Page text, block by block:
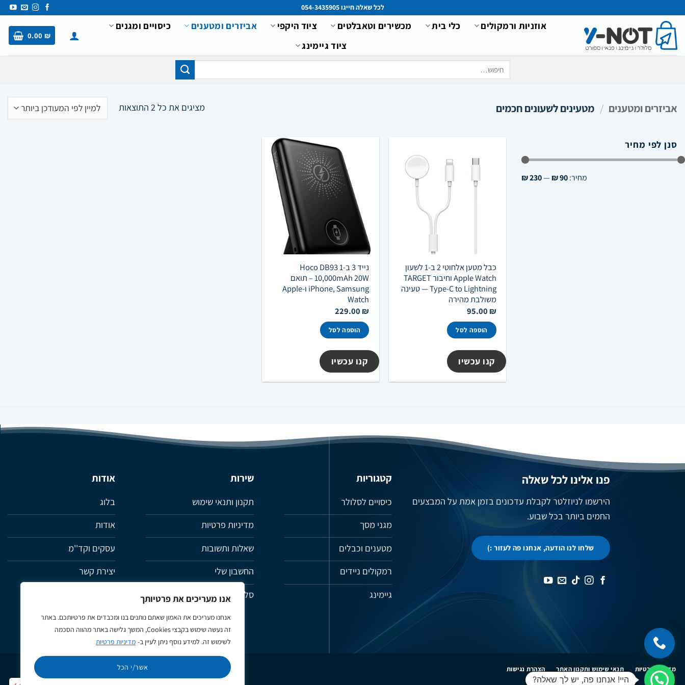
אנו מעריכים את פרטיותך
אנחנו מעריכים את האמון שאתם נותנים בנו ומכבדים את פרטיותכם. באתר
זה נעשה שימוש בקבצי Cookies, המשך גלישה באתר מהווה הסכמה
לשימוש זה. למידע נוסף ניתן לעיין ב- מדיניות פרטיות
אשר/י הכל
content
לכל שאלה חייגו 054-3435905
אוזניות ורמקולים כלי בית מכשירים וטאבלטים ציוד היקפי אביזרים ומטענים
כיסויים ומגנים
ציוד גיימינג
0.00 ₪
עבור:
אביזרים ומטענים / מטעינים לשעונים חכמים מציגים את כל ⁦2⁩ התוצאות
סנן לפי מחיר
מחיר:90 ₪
—
230 ₪
כבל מטען אלחוטי 2 ב-1 לשעון
Apple Watch וחיבור TARGET
Type-C to Lightning — טעינה
משולבת מהירה
95.00 ₪
הוספה לסל
קנו עכשיו
נייד 3 ב-1 Hoco DB93
10,000mAh 20W – תואם
iPhone, Samsung ו-Apple
Watch
229.00 ₪
הוספה לסל
קנו עכשיו
פנו אלינו לכל שאלה
הירשמו לניוזלטר לקבלת עדכונים בזמן אמת על המבצעים
החמים ביותר בכל שבוע.
שלחו לנו הודעה, אנחנו פה לעזור :)
קטגוריות
כיסויים לסלולר
מגני מסך
מטענים וכבלים
רמקולים ניידים
גיימינג
שירות
תקנון ותנאי שימוש
מדיניות פרטיות
שאלות ותשובות
החשבון שלי
סל קניות
אודות
בלוג
אודות
עסקים וקד''מ
יצירת קשר
מדיניות פרטיות תנאי שימוש ותקנון האתר הצהרת נגישות
היי! אנחנו פה, יש לך שאלה?